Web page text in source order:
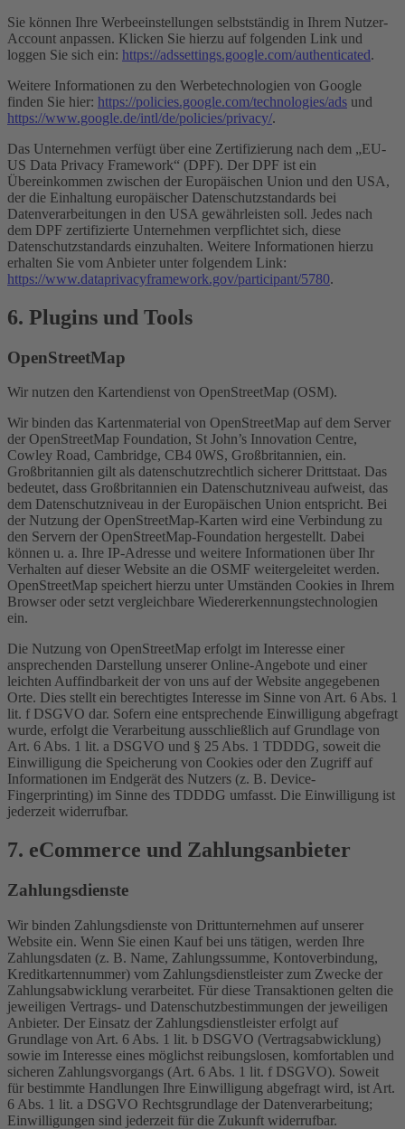
Sie können Ihre Werbeeinstellungen selbstständig in Ihrem Nutzer-
Account anpassen. Klicken Sie hierzu auf folgenden Link und
loggen Sie sich ein: https://adssettings.google.com/authenticated.
Weitere Informationen zu den Werbetechnologien von Google
finden Sie hier: https://policies.google.com/technologies/ads und
https://www.google.de/intl/de/policies/privacy/.
Das Unternehmen verfügt über eine Zertifizierung nach dem „EU-
US Data Privacy Framework“ (DPF). Der DPF ist ein
Übereinkommen zwischen der Europäischen Union und den USA,
der die Einhaltung europäischer Datenschutzstandards bei
Datenverarbeitungen in den USA gewährleisten soll. Jedes nach
dem DPF zertifizierte Unternehmen verpflichtet sich, diese
Datenschutzstandards einzuhalten. Weitere Informationen hierzu
erhalten Sie vom Anbieter unter folgendem Link:
https://www.dataprivacyframework.gov/participant/5780.
6. Plugins und Tools
OpenStreetMap
Wir nutzen den Kartendienst von OpenStreetMap (OSM).
Wir binden das Kartenmaterial von OpenStreetMap auf dem Server
der OpenStreetMap Foundation, St John’s Innovation Centre,
Cowley Road, Cambridge, CB4 0WS, Großbritannien, ein.
Großbritannien gilt als datenschutzrechtlich sicherer Drittstaat. Das
bedeutet, dass Großbritannien ein Datenschutzniveau aufweist, das
dem Datenschutzniveau in der Europäischen Union entspricht. Bei
der Nutzung der OpenStreetMap-Karten wird eine Verbindung zu
den Servern der OpenStreetMap-Foundation hergestellt. Dabei
können u. a. Ihre IP-Adresse und weitere Informationen über Ihr
Verhalten auf dieser Website an die OSMF weitergeleitet werden.
OpenStreetMap speichert hierzu unter Umständen Cookies in Ihrem
Browser oder setzt vergleichbare Wiedererkennungstechnologien
ein.
Die Nutzung von OpenStreetMap erfolgt im Interesse einer
ansprechenden Darstellung unserer Online-Angebote und einer
leichten Auffindbarkeit der von uns auf der Website angegebenen
Orte. Dies stellt ein berechtigtes Interesse im Sinne von Art. 6 Abs. 1
lit. f DSGVO dar. Sofern eine entsprechende Einwilligung abgefragt
wurde, erfolgt die Verarbeitung ausschließlich auf Grundlage von
Art. 6 Abs. 1 lit. a DSGVO und § 25 Abs. 1 TDDDG, soweit die
Einwilligung die Speicherung von Cookies oder den Zugriff auf
Informationen im Endgerät des Nutzers (z. B. Device-
Fingerprinting) im Sinne des TDDDG umfasst. Die Einwilligung ist
jederzeit widerrufbar.
7. eCommerce und Zahlungs­anbieter
Zahlungsdienste
Wir binden Zahlungsdienste von Drittunternehmen auf unserer
Website ein. Wenn Sie einen Kauf bei uns tätigen, werden Ihre
Zahlungsdaten (z. B. Name, Zahlungssumme, Kontoverbindung,
Kreditkartennummer) vom Zahlungsdienstleister zum Zwecke der
Zahlungsabwicklung verarbeitet. Für diese Transaktionen gelten die
jeweiligen Vertrags- und Datenschutzbestimmungen der jeweiligen
Anbieter. Der Einsatz der Zahlungsdienstleister erfolgt auf
Grundlage von Art. 6 Abs. 1 lit. b DSGVO (Vertragsabwicklung)
sowie im Interesse eines möglichst reibungslosen, komfortablen und
sicheren Zahlungsvorgangs (Art. 6 Abs. 1 lit. f DSGVO). Soweit
für bestimmte Handlungen Ihre Einwilligung abgefragt wird, ist Art.
6 Abs. 1 lit. a DSGVO Rechtsgrundlage der Datenverarbeitung;
Einwilligungen sind jederzeit für die Zukunft widerrufbar.